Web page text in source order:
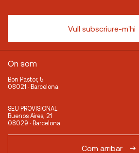
Vull subscriure-m'hi
On som
Bon Pastor, 5
08021 · Barcelona
SEU PROVISIONAL
Buenos Aires, 21
08029 · Barcelona
Com arribar